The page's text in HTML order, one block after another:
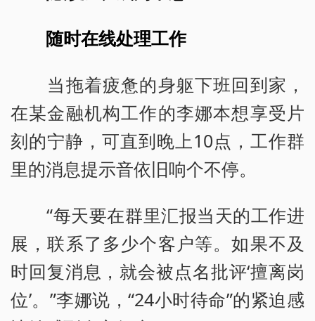
随时在线处理工作
当拖着疲惫的身躯下班回到家，
在某金融机构工作的李娜本想享受片
刻的宁静，可直到晚上10点，工作群
里的消息提示音依旧响个不停。
“每天要在群里汇报当天的工作进
展，联系了多少个客户等。如果不及
时回复消息，就会被点名批评‘擅离岗
位’。”李娜说，“24小时待命”的紧迫感